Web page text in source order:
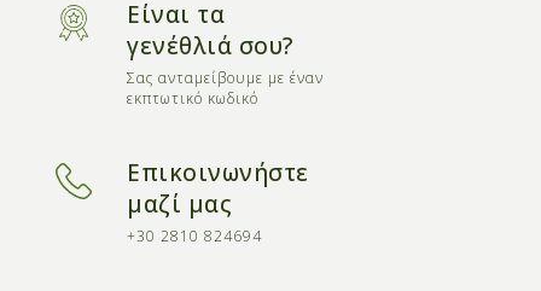
Είναι τα
γενέθλιά σου?
Σας ανταμείβουμε με έναν
εκπτωτικό κωδικό
Επικοινωνήστε
μαζί μας
+30 2810 824694